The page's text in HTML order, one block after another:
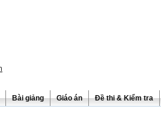
Bài giảng Giáo án Đề thi & Kiểm tra